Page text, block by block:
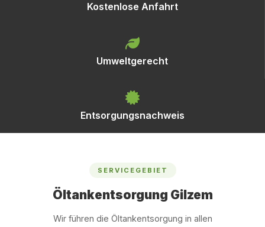
Kostenlose Anfahrt
Umweltgerecht
Entsorgungsnachweis
SERVICEGEBIET
Öltankentsorgung Gilzem
Wir führen die Öltankentsorgung in allen